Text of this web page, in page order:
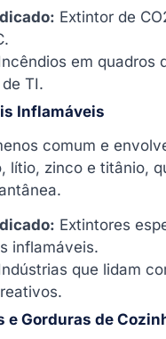
Extintor de
em quadros
TI.
Inflamáveis
comum e
lítio, zinco e titânio,
Extintores
inflamáveis.
que lidam
e Gorduras de